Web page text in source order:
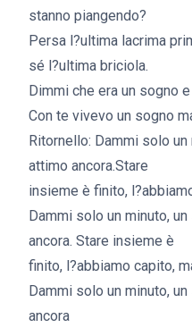
stanno piangendo?
Persa l?ultima lacrima
sé l?ultima briciola.
Dimmi che era un sogno
Con te vivevo un sogno
Ritornello: Dammi solo
attimo ancora.Stare
insieme è finito,
Dammi solo un minuto,
ancora. Stare insieme è
finito, l?abbiamo capito,
Dammi solo un minuto,
ancora